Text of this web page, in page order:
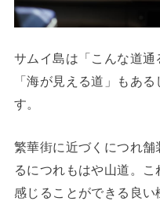
サムイ島は「こんな道
「海が見える道」もあ
す。
繁華街に近づくにつれ
るにつれもはや山道。
感じることができる良い